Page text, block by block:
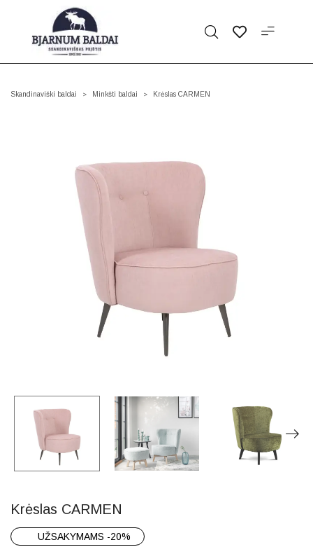
Skandinaviški baldai > Minkšti baldai > Krėslas CARMEN
Krėslas CARMEN
UŽSAKYMAMS -20%